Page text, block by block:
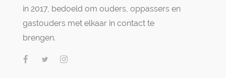
in 2017, bedoeld om ouders, oppassers en
gastouders met elkaar in contact te
brengen.